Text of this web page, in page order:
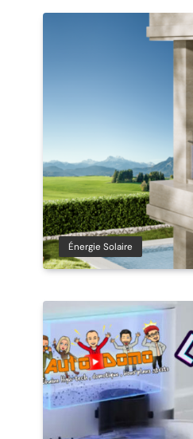
Énergie Solaire